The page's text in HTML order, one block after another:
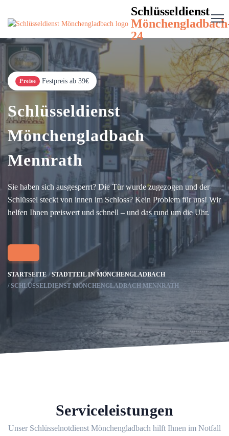
Schlüsseldienst
24
Preise Festpreis ab 39€
Schlüsseldienst
Mönchengladbach
Mennrath
Sie haben sich ausgesperrt? Die Tür wurde zugezogen und der
Schlüssel steckt von innen im Schloss? Kein Problem für uns! Wir
helfen Ihnen preiswert und schnell – und das rund um die Uhr.
STARTSEITE
STADTTEIL IN MÖNCHENGLADBACH
SCHLÜSSELDIENST MÖNCHENGLADBACH MENNRATH
Serviceleistungen
Unser Schlüsselnotdienst Mönchengladbach hilft Ihnen im Notfall